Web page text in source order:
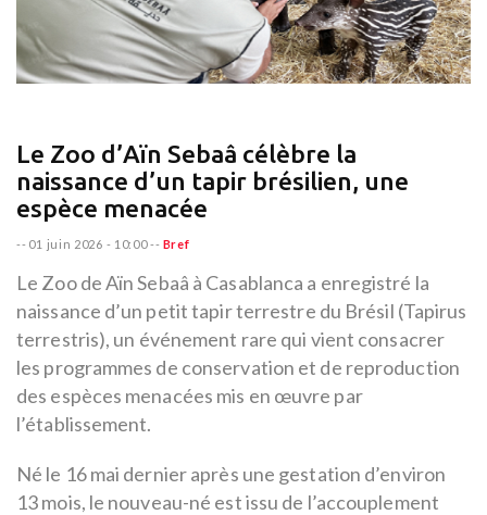
Le Zoo d’Aïn Sebaâ célèbre la
naissance d’un tapir brésilien, une
espèce menacée
-- 01 juin 2026 - 10:00-- Bref
Le Zoo de Aïn Sebaâ à Casablanca a enregistré la
naissance d’un petit tapir terrestre du Brésil (Tapirus
terrestris), un événement rare qui vient consacrer
les programmes de conservation et de reproduction
des espèces menacées mis en œuvre par
l’établissement.
Né le 16 mai dernier après une gestation d’environ
13 mois, le nouveau-né est issu de l’accouplement